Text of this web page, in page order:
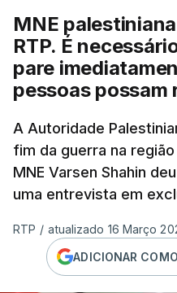
MNE
RTP. É
pare
pessoas possam
A Autoridade
fim da guerra na
MNE Varsen Shahin
uma entrevista em
RTP / atualizado 16 Março
ADICIONAR